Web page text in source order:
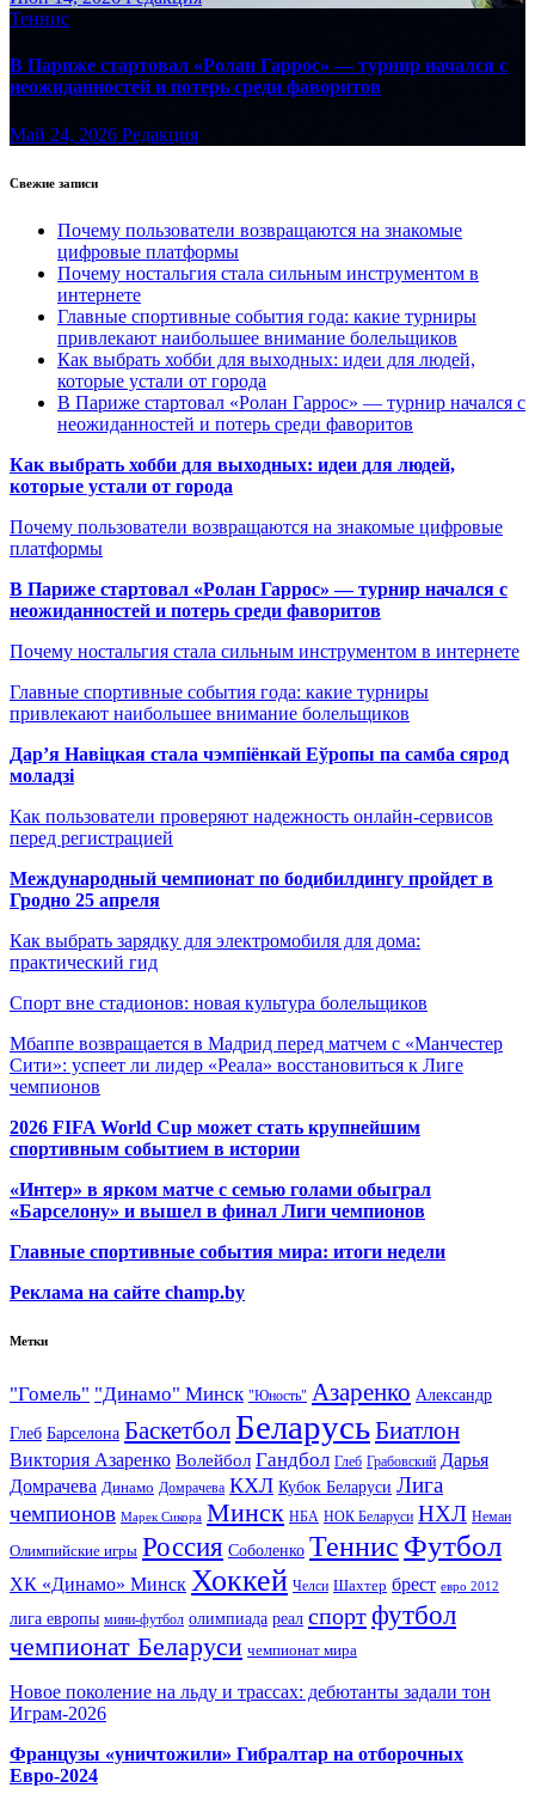
Теннис
В Париже стартовал «Ролан Гаррос» — турнир начался с
неожиданностей и потерь среди фаворитов
Май 24, 2026 Редакция
Свежие записи
Почему пользователи возвращаются на знакомые
цифровые платформы
Почему ностальгия стала сильным инструментом в
интернете
Главные спортивные события года: какие турниры
привлекают наибольшее внимание болельщиков
Как выбрать хобби для выходных: идеи для людей,
которые устали от города
В Париже стартовал «Ролан Гаррос» — турнир начался с
неожиданностей и потерь среди фаворитов
Как выбрать хобби для выходных: идеи для людей,
которые устали от города
Почему пользователи возвращаются на знакомые цифровые
платформы
В Париже стартовал «Ролан Гаррос» — турнир начался с
неожиданностей и потерь среди фаворитов
Почему ностальгия стала сильным инструментом в интернете
Главные спортивные события года: какие турниры
привлекают наибольшее внимание болельщиков
Дар’я Навіцкая стала чэмпіёнкай Еўропы па самба сярод
моладзі
Как пользователи проверяют надежность онлайн-сервисов
перед регистрацией
Международный чемпионат по бодибилдингу пройдет в
Гродно 25 апреля
Как выбрать зарядку для электромобиля для дома:
практический гид
Спорт вне стадионов: новая культура болельщиков
Мбаппе возвращается в Мадрид перед матчем с «Манчестер
Сити»: успеет ли лидер «Реала» восстановиться к Лиге
чемпионов
2026 FIFA World Cup может стать крупнейшим
спортивным событием в истории
«Интер» в ярком матче с семью голами обыграл
«Барселону» и вышел в финал Лиги чемпионов
Главные спортивные события мира: итоги недели
Реклама на сайте champ.by
Метки
"Гомель" "Динамо" Минск "Юность" Азаренко Александр
Глеб Барселона Баскетбол БеларусьБиатлон
Виктория Азаренко Волейбол Гандбол Глеб Грабовский Дарья
Домрачева Динамо Домрачева КХЛ Кубок Беларуси Лига
чемпионов Марек Сикора Минск НБА НОК Беларуси НХЛ Неман
Олимпийские игры Россия Соболенко Теннис Футбол
ХК «Динамо» Минск Хоккей Челси Шахтер брест евро 2012
лига европы мини-футбол олимпиада реал спортфутбол
чемпионат Беларуси чемпионат мира
Новое поколение на льду и трассах: дебютанты задали тон
Играм-2026
Французы «уничтожили» Гибралтар на отборочных
Евро-2024